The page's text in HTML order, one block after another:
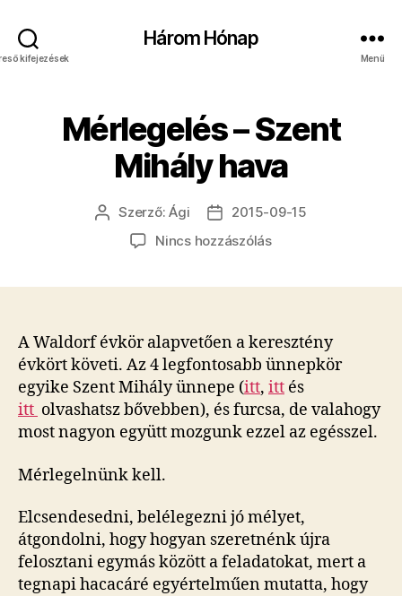
kifejezések
Három Hónap
Menü
Mérlegelés – Szent
Mihály hava
Bejegyzés
szerzője
Szerző:Ági
Bejegyzés
dátuma
2015-09-15
Nincs hozzászólása(z)
hava
bejegyzéshez
A Waldorf évkör alapvetően a keresztény
évkört követi. Az 4 legfontosabb ünnepkör
egyike Szent Mihály ünnepe (itt, itt és
itt olvashatsz bővebben), és furcsa, de valahogy
most nagyon együtt mozgunk ezzel az egésszel.
Mérlegelnünk kell.
Elcsendesedni, belélegezni jó mélyet,
átgondolni, hogy hogyan szeretnénk újra
felosztani egymás között a feladatokat, mert a
tegnapi hacacáré egyértelműen mutatta, hogy